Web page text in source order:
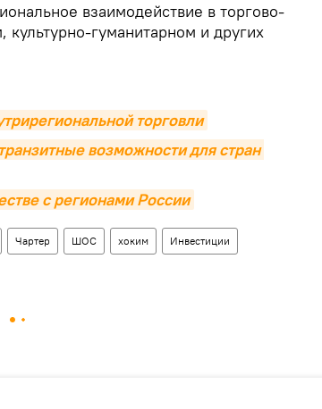
взаимодействие в торгово-
гуманитарном и других
торговли
возможности для стран
с регионами России
Чартер ШОС хоким Инвестиции